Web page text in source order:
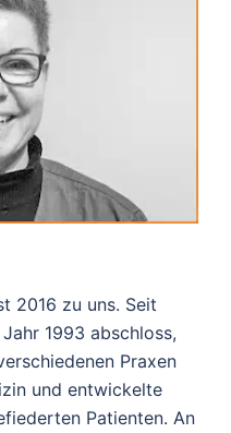
2016 zu uns. Seit
1993 abschloss,
Praxen
und entwickelte
Patienten. An